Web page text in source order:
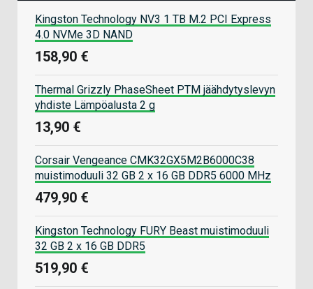
Kingston Technology NV3 1 TB M.2 PCI Express
4.0 NVMe 3D NAND
158,90 €
Thermal Grizzly PhaseSheet PTM jäähdytyslevyn
yhdiste Lämpöalusta 2 g
13,90 €
Corsair Vengeance CMK32GX5M2B6000C38
muistimoduuli 32 GB 2 x 16 GB DDR5 6000 MHz
479,90 €
Kingston Technology FURY Beast muistimoduuli
32 GB 2 x 16 GB DDR5
519,90 €